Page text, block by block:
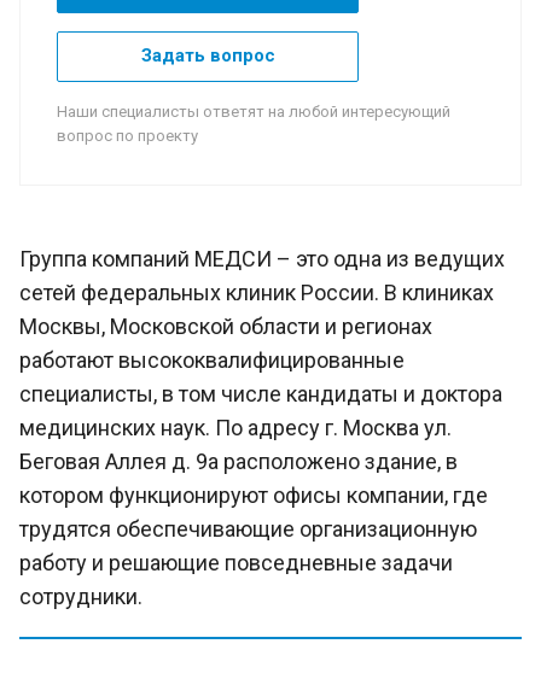
Задать вопрос
Наши специалисты ответят на любой интересующий
вопрос по проекту
Группа компаний МЕДСИ – это одна из ведущих
сетей федеральных клиник России. В клиниках
Москвы, Московской области и регионах
работают высококвалифицированные
специалисты, в том числе кандидаты и доктора
медицинских наук. По адресу г. Москва ул.
Беговая Аллея д. 9а расположено здание, в
котором функционируют офисы компании, где
трудятся обеспечивающие организационную
работу и решающие повседневные задачи
сотрудники.